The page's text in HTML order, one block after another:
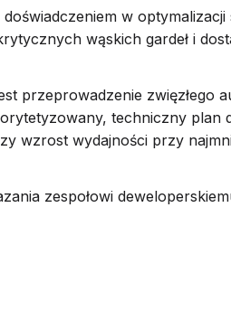
w
wąskich gardeł i
przeprowadzenie zwięzłego
techniczny plan
wzrost wydajności przy
zespołowi